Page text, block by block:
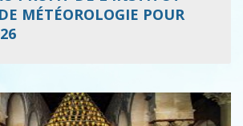
MÉTÉOROLOGIE POUR